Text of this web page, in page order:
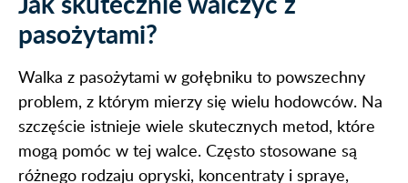
pasożytami?
Walka z pasożytami w gołębniku to powszechny
problem, z którym mierzy się wielu hodowców. Na
szczęście istnieje wiele skutecznych metod, które
mogą pomóc w tej walce. Często stosowane są
różnego rodzaju opryski, koncentraty i spraye,